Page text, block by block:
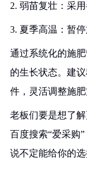
2. 弱苗复壮：采
3. 夏季高温：暂
通过系统化的施
的生长状态。建
件，灵活调整施
老板们要是想了
百度搜索“爱采购
说不定能给你的